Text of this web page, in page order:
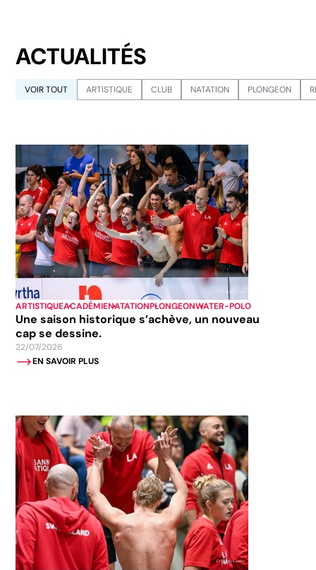
ACTUALITÉS
VOIR TOUT ARTISTIQUE CLUB NATATION PLONGEON
ARTISTIQUEACADÉMIENATATIONPLONGEONWATER-POLO
Une saison historique s’achève, un nouveau
cap se dessine.
22/07/2026
EN SAVOIR PLUS